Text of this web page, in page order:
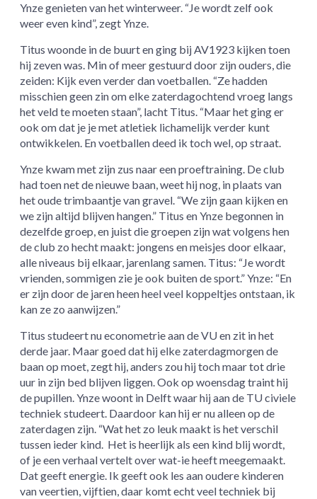
Ynze genieten van het winterweer. “Je wordt zelf ook
weer even kind”, zegt Ynze.
Titus woonde in de buurt en ging bij AV1923 kijken toen
hij zeven was. Min of meer gestuurd door zijn ouders, die
zeiden: Kijk even verder dan voetballen. “Ze hadden
misschien geen zin om elke zaterdagochtend vroeg langs
het veld te moeten staan”, lacht Titus. “Maar het ging er
ook om dat je je met atletiek lichamelijk verder kunt
ontwikkelen. En voetballen deed ik toch wel, op straat.
Ynze kwam met zijn zus naar een proeftraining. De club
had toen net de nieuwe baan, weet hij nog, in plaats van
het oude trimbaantje van gravel. “We zijn gaan kijken en
we zijn altijd blijven hangen.” Titus en Ynze begonnen in
dezelfde groep, en juist die groepen zijn wat volgens hen
de club zo hecht maakt: jongens en meisjes door elkaar,
alle niveaus bij elkaar, jarenlang samen. Titus: “Je wordt
vrienden, sommigen zie je ook buiten de sport.” Ynze: “En
er zijn door de jaren heen heel veel koppeltjes ontstaan, ik
kan ze zo aanwijzen.”
Titus studeert nu econometrie aan de VU en zit in het
derde jaar. Maar goed dat hij elke zaterdagmorgen de
baan op moet, zegt hij, anders zou hij toch maar tot drie
uur in zijn bed blijven liggen. Ook op woensdag traint hij
de pupillen. Ynze woont in Delft waar hij aan de TU civiele
techniek studeert. Daardoor kan hij er nu alleen op de
zaterdagen zijn. “Wat het zo leuk maakt is het verschil
tussen ieder kind. Het is heerlijk als een kind blij wordt,
of je een verhaal vertelt over wat-ie heeft meegemaakt.
Dat geeft energie. Ik geeft ook les aan oudere kinderen
van veertien, vijftien, daar komt echt veel techniek bij